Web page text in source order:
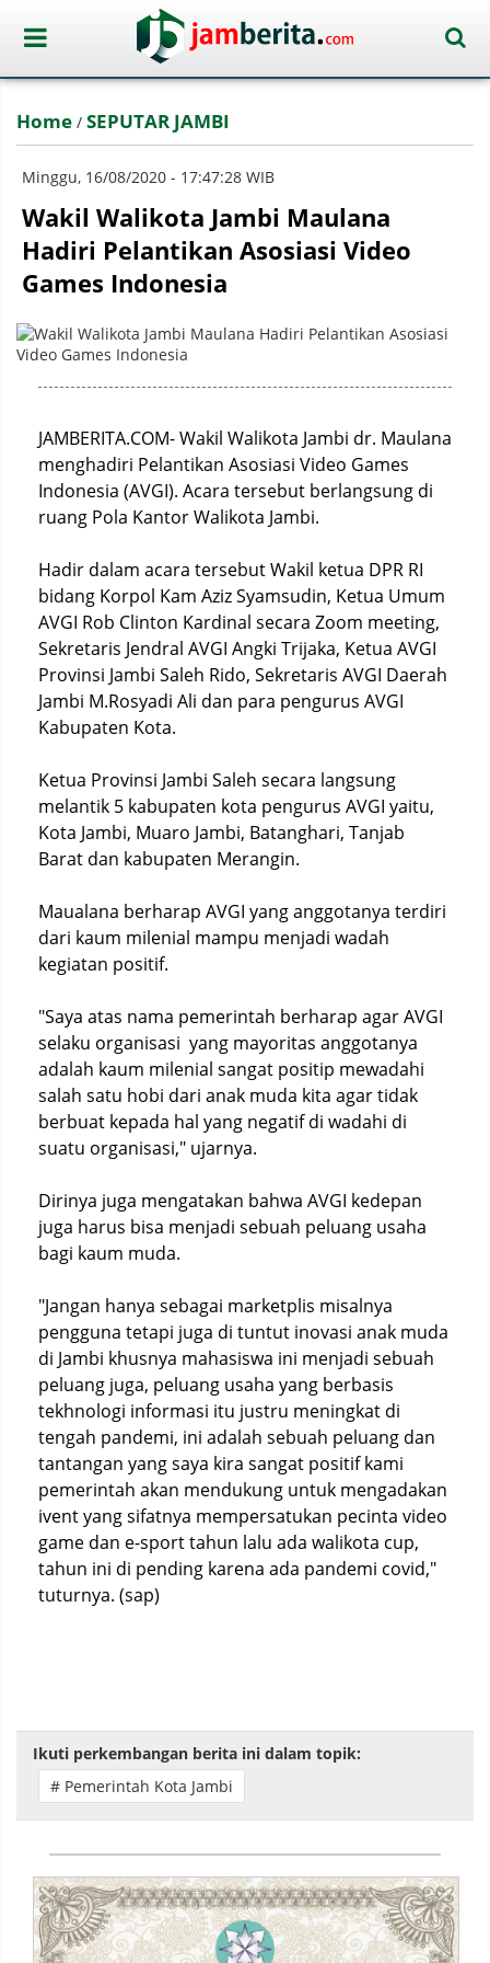
Home / SEPUTAR JAMBI
Minggu, 16/08/2020 - 17:47:28 WIB
Wakil Walikota Jambi Maulana
Hadiri Pelantikan Asosiasi Video
Games Indonesia
JAMBERITA.COM- Wakil Walikota Jambi dr. Maulana
menghadiri Pelantikan Asosiasi Video Games
Indonesia (AVGI). Acara tersebut berlangsung di
ruang Pola Kantor Walikota Jambi.
Hadir dalam acara tersebut Wakil ketua DPR RI
bidang Korpol Kam Aziz Syamsudin, Ketua Umum
AVGI Rob Clinton Kardinal secara Zoom meeting,
Sekretaris Jendral AVGI Angki Trijaka, Ketua AVGI
Provinsi Jambi Saleh Rido, Sekretaris AVGI Daerah
Jambi M.Rosyadi Ali dan para pengurus AVGI
Kabupaten Kota.
Ketua Provinsi Jambi Saleh secara langsung
melantik 5 kabupaten kota pengurus AVGI yaitu,
Kota Jambi, Muaro Jambi, Batanghari, Tanjab
Barat dan kabupaten Merangin.
Maualana berharap AVGI yang anggotanya terdiri
dari kaum milenial mampu menjadi wadah
kegiatan positif.
"Saya atas nama pemerintah berharap agar AVGI
selaku organisasi yang mayoritas anggotanya
adalah kaum milenial sangat positip mewadahi
salah satu hobi dari anak muda kita agar tidak
berbuat kepada hal yang negatif di wadahi di
suatu organisasi," ujarnya.
Dirinya juga mengatakan bahwa AVGI kedepan
juga harus bisa menjadi sebuah peluang usaha
bagi kaum muda.
"Jangan hanya sebagai marketplis misalnya
pengguna tetapi juga di tuntut inovasi anak muda
di Jambi khusnya mahasiswa ini menjadi sebuah
peluang juga, peluang usaha yang berbasis
tekhnologi informasi itu justru meningkat di
tengah pandemi, ini adalah sebuah peluang dan
tantangan yang saya kira sangat positif kami
pemerintah akan mendukung untuk mengadakan
ivent yang sifatnya mempersatukan pecinta video
game dan e-sport tahun lalu ada walikota cup,
tahun ini di pending karena ada pandemi covid,"
tuturnya. (sap)
Ikuti perkembangan berita ini dalam topik:
# Pemerintah Kota Jambi